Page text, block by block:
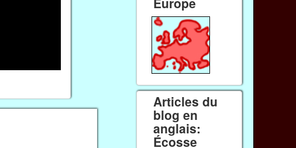
Articles du
blog en
anglais:
Écosse